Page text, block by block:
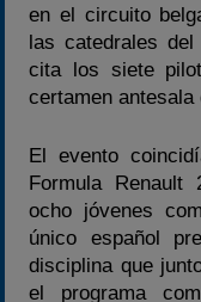
en el circuito
las catedrales del
cita los siete
certamen antesala
El evento
Formula
ocho jóvenes
único español
disciplina que
el programa